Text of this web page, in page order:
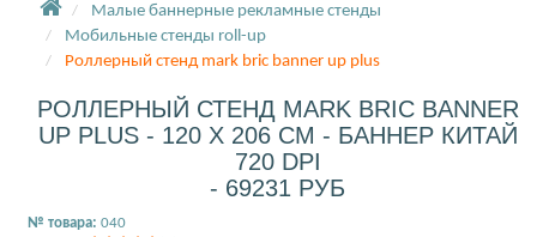
Малые баннерные рекламные стенды
Мобильные стенды roll-up
Роллерный стенд mark bric banner up plus
РОЛЛЕРНЫЙ СТЕНД MARK BRIC BANNER
UP PLUS - 120 X 206 СМ - БАННЕР КИТАЙ
720 DPI
- 69231 РУБ
№ товара: 040